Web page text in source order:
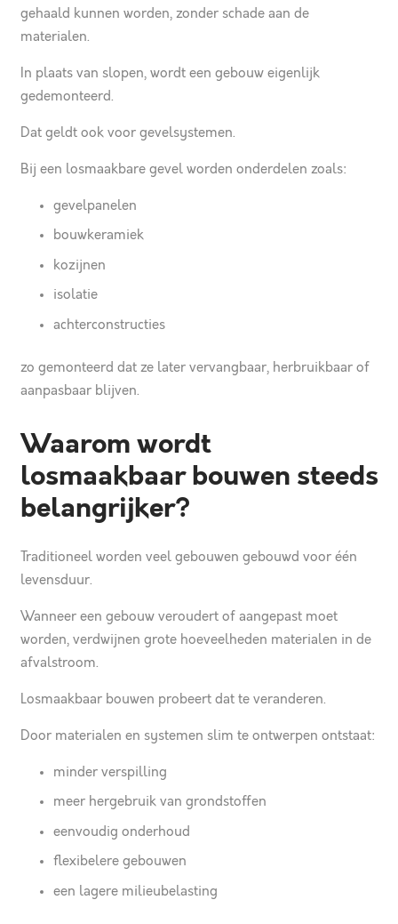
gehaald kunnen worden, zonder schade aan de
materialen.
In plaats van slopen, wordt een gebouw eigenlijk
gedemonteerd.
Dat geldt ook voor gevelsystemen.
Bij een losmaakbare gevel worden onderdelen zoals:
gevelpanelen
bouwkeramiek
kozijnen
isolatie
achterconstructies
zo gemonteerd dat ze later vervangbaar, herbruikbaar of
aanpasbaar blijven.
Waarom wordt
losmaakbaar bouwen steeds
belangrijker?
Traditioneel worden veel gebouwen gebouwd voor één
levensduur.
Wanneer een gebouw veroudert of aangepast moet
worden, verdwijnen grote hoeveelheden materialen in de
afvalstroom.
Losmaakbaar bouwen probeert dat te veranderen.
Door materialen en systemen slim te ontwerpen ontstaat:
minder verspilling
meer hergebruik van grondstoffen
eenvoudig onderhoud
flexibelere gebouwen
een lagere milieubelasting